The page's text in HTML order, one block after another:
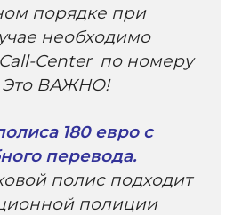
порядке при
необходимо
Center по номеру
Это ВАЖНО!
180 евро с
перевода.
полис подходит
полиции